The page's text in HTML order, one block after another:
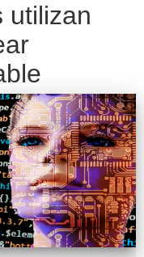
utilizan